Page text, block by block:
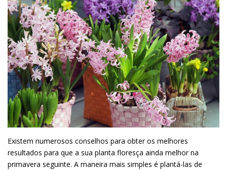
Existem numerosos conselhos para obter os melhores
resultados para que a sua planta floresça ainda melhor na
primavera seguinte. A maneira mais simples é plantá-las de